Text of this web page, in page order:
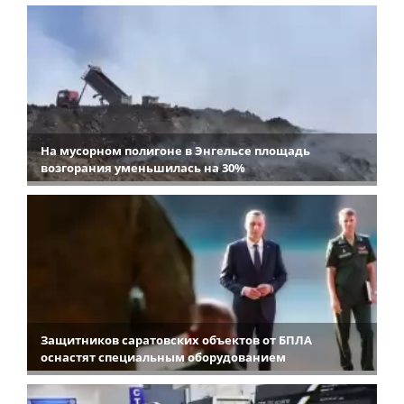
На мусорном полигоне в Энгельсе площадь
возгорания уменьшилась на 30%
Защитников саратовских объектов от БПЛА
оснастят специальным оборудованием